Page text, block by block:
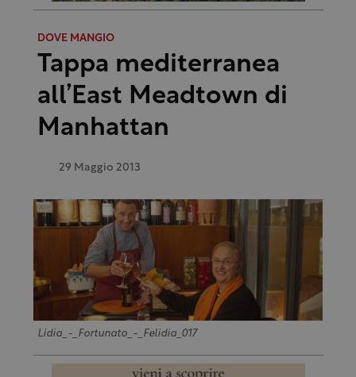
DOVE MANGIO
Tappa mediterranea
all’East Meadtown di
Manhattan
29 Maggio 2013
Lidia_-_Fortunato_-_Felidia_017